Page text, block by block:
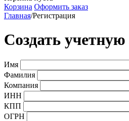
Корзина Оформить заказ
Главная/Регистрация
Создать учетную
Имя
Фамилия
Компания
ИНН
КПП
ОГРН